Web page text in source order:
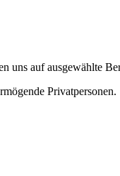
uns auf ausgewählte
Privatpersonen.